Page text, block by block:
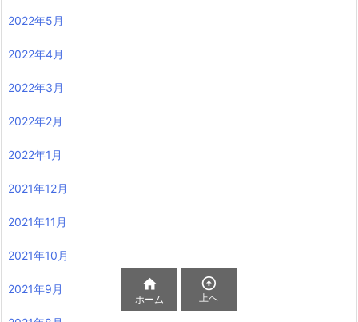
2022年5月
2022年4月
2022年3月
2022年2月
2022年1月
2021年12月
2021年11月
2021年10月
2021年9月 
ホーム

上へ